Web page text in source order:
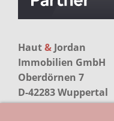
Haut& Jordan
Immobilien GmbH
Oberdörnen 7
D-42283 Wuppertal
Kontakt